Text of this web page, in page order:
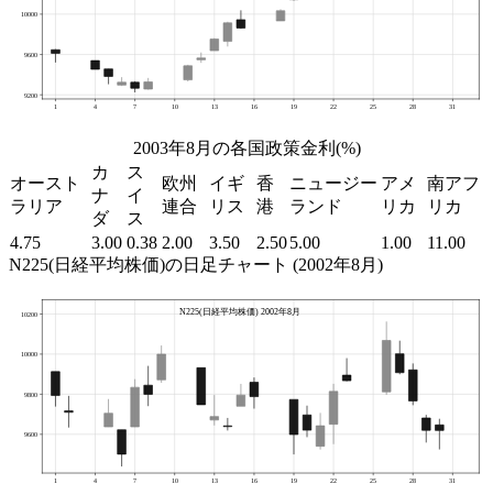
2003年8月の各国政策金利(%)
オースト
ラリア
カ
ナ
ダ
ス
イ
ス
欧州
連合
イギ
リス
香
港
ニュージー
ランド
アメ
リカ
南アフ
リカ
4.75
3.00 0.38 2.00 3.50 2.505.00 1.00
11.00
N225(日経平均株価)の日足チャート (2002年8月)